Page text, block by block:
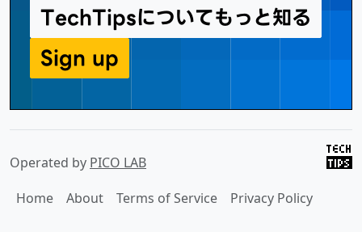
TechTipsについてもっと知る
Sign up
Operated by PICO LAB
Home
About Terms of Service Privacy Policy